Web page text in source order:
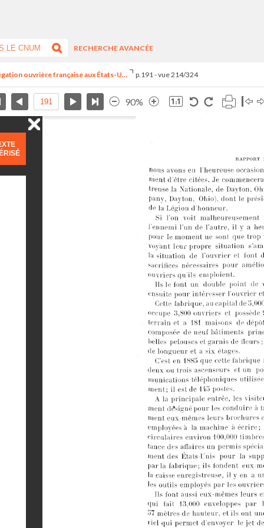
RECHERCHE AVANCÉE
ouvrière française aux États-U... p.191 - vue 214/324
90%